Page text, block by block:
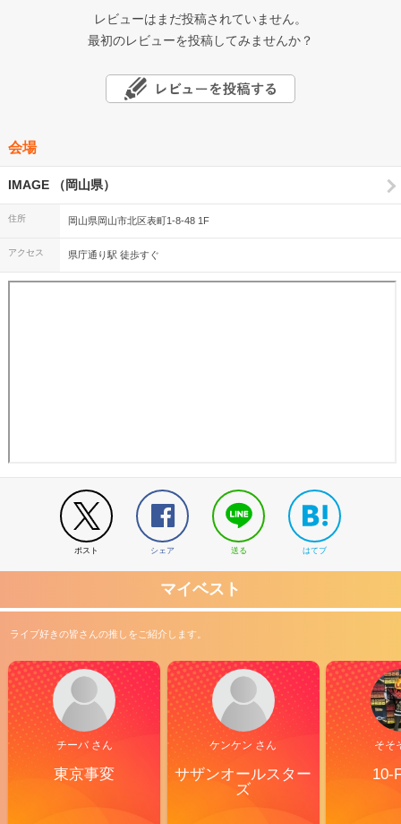
レビューはまだ投稿されていません。
最初のレビューを投稿してみませんか？
会場
IMAGE （岡山県）
住所 岡山県岡山市北区表町1-8-48 1F
アクセス 県庁通り駅 徒歩すぐ
ポスト シェア 送る はてブ
マイベスト
ライブ好きの皆さんの推しをご紹介します。
チーバ さん
東京事変
ケンケン さん
サザンオールスター
ズ
そそ
10-